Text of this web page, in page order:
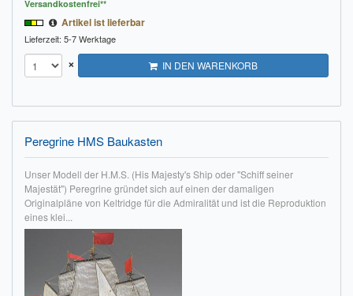
Versandkostenfrei**
Artikel ist lieferbar
Lieferzeit: 5-7 Werktage
× IN DEN WARENKORB
Peregrine HMS Baukasten
Unser Modell der H.M.S. (His Majesty's Ship oder "Schiff seiner
Majestät") Peregrine gründet sich auf einen der damaligen
Originalpläne von Keltridge für die Admiralität und ist die Reproduktion
eines klei...